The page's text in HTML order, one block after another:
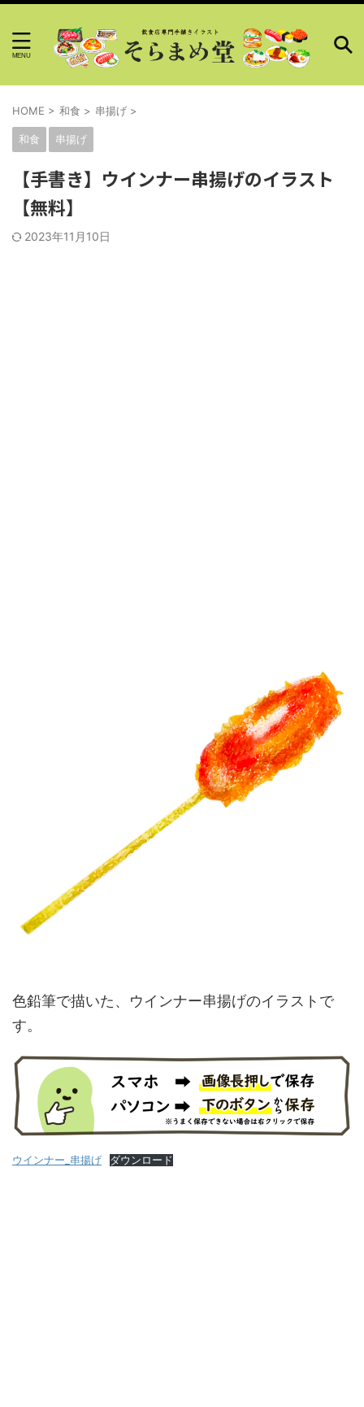
HOME > 和食 > 串揚げ >
和食 串揚げ
【手書き】ウインナー串揚げのイラスト
【無料】
2023年11月10日
色鉛筆で描いた、ウインナー串揚げのイラストで
す。
ウインナー_串揚げ ダウンロード